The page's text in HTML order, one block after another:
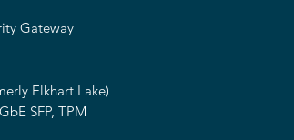
Gateway
Elkhart Lake)
SFP, TPM